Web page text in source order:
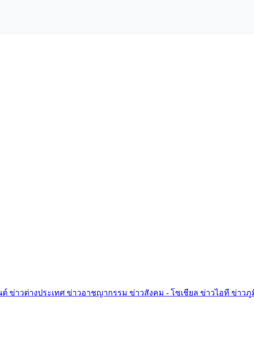
ต์ ข่าวต่างประเทศ ข่าวอาชญากรรม ข่าวสังคม - โซเชียล ข่าวไอที ข่าวภู